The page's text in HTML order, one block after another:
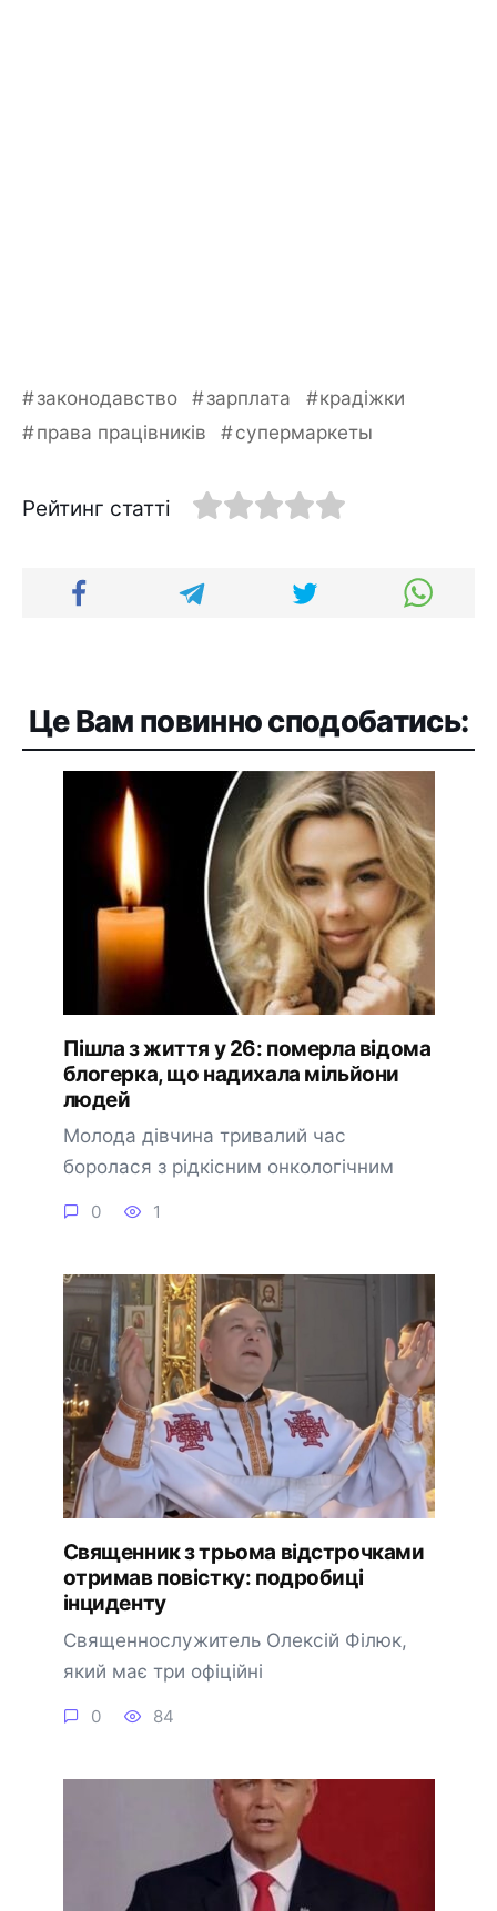
законодавство зарплата
крадіжки
права працівників
супермаркеты
Рейтинг статті
Це Вам повинно сподобатись:
Пішла з життя у 26: померла відома
блогерка, що надихала мільйони
людей
Молода дівчина тривалий час
боролася з рідкісним онкологічним
0 1
Священник з трьома відстрочками
отримав повістку: подробиці
інциденту
Священнослужитель Олексій Філюк,
який має три офіційні
0 84